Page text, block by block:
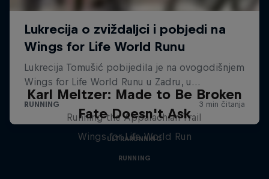
Karl Meltzer: Made to Be Broken
Running the Appalachian Trail
ULTRARUNNING
Fate Doesn't Ask
Wings for Life World Run
RUNNING